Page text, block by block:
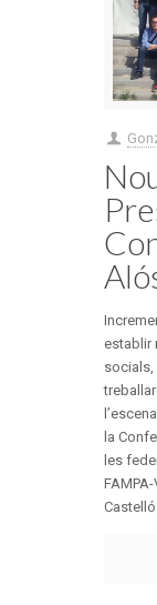
establir
socials,
la
les